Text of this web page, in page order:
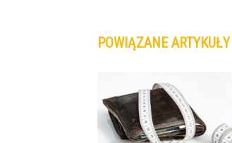
POWIĄZANE ARTYKUŁY